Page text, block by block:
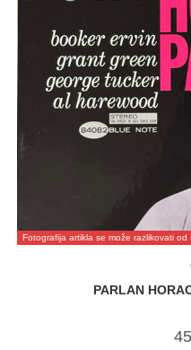
Fotografija artikla se može razlikovati od
PARLAN